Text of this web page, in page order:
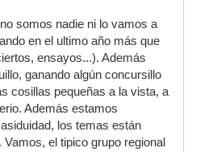
somos nadie ni lo vamos a
en el ultimo año más que
ensayos...). Además
ganando algún concursillo
cosillas pequeñas a la vista, a
Además estamos
los temas están
el tipico grupo regional